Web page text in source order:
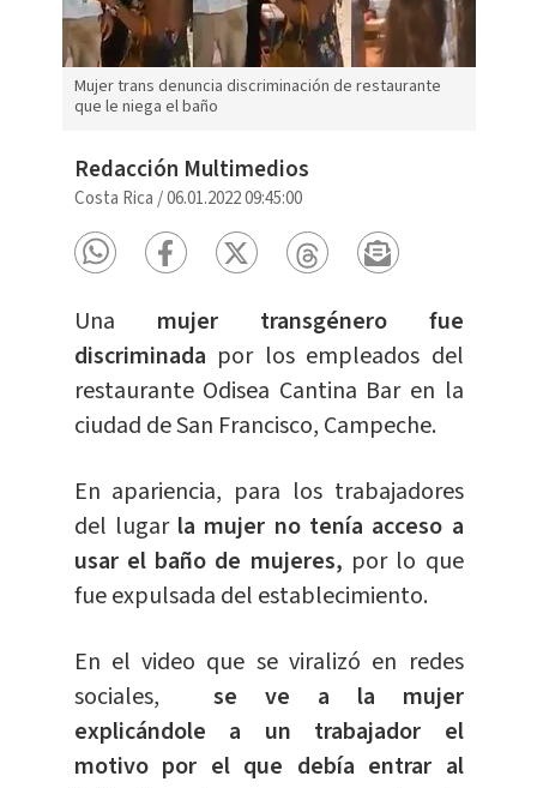
Mujer trans denuncia discriminación de restaurante
que le niega el baño
Redacción Multimedios
Costa Rica /06.01.2022 09:45:00
Una mujer transgénero fue
discriminada por los empleados del
restaurante Odisea Cantina Bar en la
ciudad de San Francisco, Campeche.
En apariencia, para los trabajadores
del lugar la mujer no tenía acceso a
usar el baño de mujeres, por lo que
fue expulsada del establecimiento.
En el video que se viralizó en redes
sociales, se ve a la mujer
explicándole a un trabajador el
motivo por el que debía entrar al